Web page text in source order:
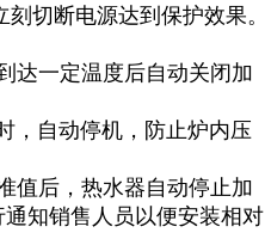
切断电源达到保护效果。
达一定温度后自动关闭加
，自动停机，防止炉内压
值后，热水器自动停止加
知销售人员以便安装相对